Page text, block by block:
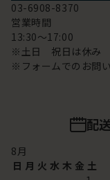
03-6908-8370
営業時間
13:30～17:00
※土日 祝日は休み
※フォームでのお問
配
8月
日 月 火 水 木 金 土